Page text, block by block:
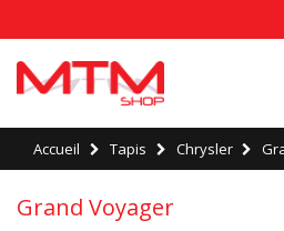
Accueil Tapis Chrysler
Grand Voyager